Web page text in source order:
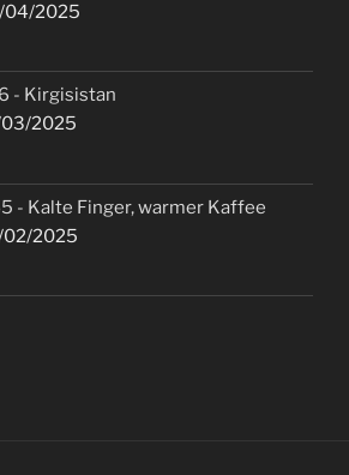
04/2025
- Kirgisistan
2025
- Kalte Finger, warmer Kaffee
02/2025